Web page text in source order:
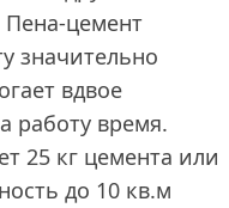
цемент
значительно
вдвое
работу время.
25 кг цемента или
до 10 кв.м